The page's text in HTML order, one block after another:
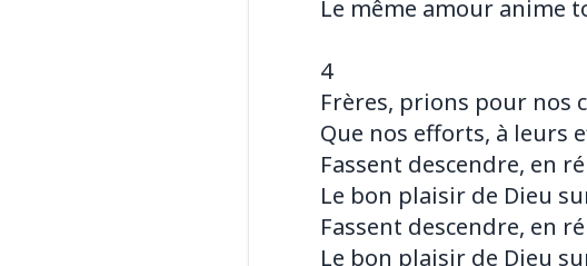
Le même amour anime
4
Frères, prions pour nos
Que nos efforts, à leurs
Fassent descendre, en
Le bon plaisir de Dieu
Fassent descendre, en